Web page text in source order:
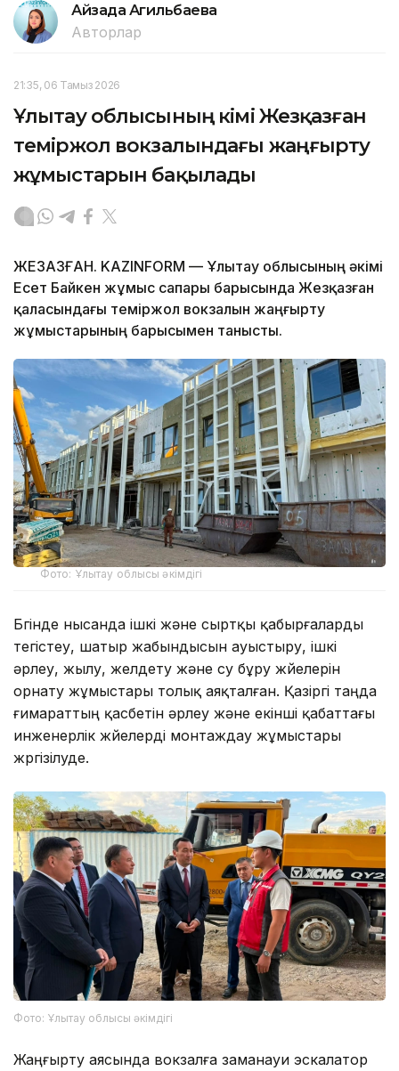
Айзада Агильбаева
Авторлар
21:35, 06 Тамыз 2026
Ұлытау облысының әкімі Жезқазған
теміржол вокзалындағы жаңғырту
жұмыстарын бақылады
ЖЕЗҚАЗҒАН. KAZINFORM — Ұлытау облысының әкімі
Есет Байкен жұмыс сапары барысында Жезқазған
қаласындағы теміржол вокзалын жаңғырту
жұмыстарының барысымен танысты.
Фото: Ұлытау облысы әкімдігі
Бүгінде нысанда ішкі және сыртқы қабырғаларды
тегістеу, шатыр жабындысын ауыстыру, ішкі
әрлеу, жылу, желдету және су бұру жүйелерін
орнату жұмыстары толық аяқталған. Қазіргі таңда
ғимараттың қасбетін әрлеу және екінші қабаттағы
инженерлік жүйелерді монтаждау жұмыстары
жүргізілуде.
Фото: Ұлытау облысы әкімдігі
Жаңғырту аясында вокзалға заманауи эскалатор